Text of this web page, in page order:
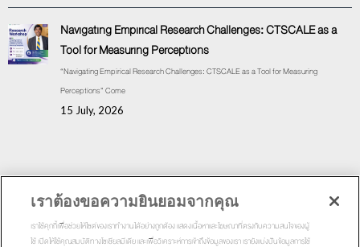
Navigating Empirical Research Challenges: CTSCALE as a
Tool for Measuring Perceptions
“Navigating Empirical Research Challenges: CTSCALE as a Tool for Measuring
Perceptions” Come
15 July, 2026
เปลี่ยนภาษา:
เราต้องขอความยินยอมจากคุณ
เราใช้คุกกี้เพื่อช่วยให้ไซต์ของเราทำงานได้อย่างถูกต้อง แสดงเนื้อหาและโฆษณาที่ตรงกับความสนใจของผู้
ใช้ เปิดให้ใช้คุณสมบัติทางโซเชียลมีเดีย และเพื่อวิเคราะห์การเข้าถึงข้อมูลของเรา เรายังแบ่งปันข้อมูลการใช้